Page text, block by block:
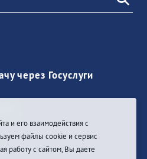
через Госуслуги
и его взаимодействия с
файлы cookie и сервис
работу с сайтом, Вы даете